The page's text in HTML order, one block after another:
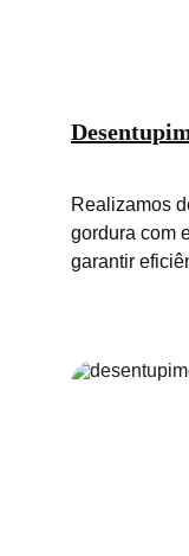
Realizamos
gordura com
garantir